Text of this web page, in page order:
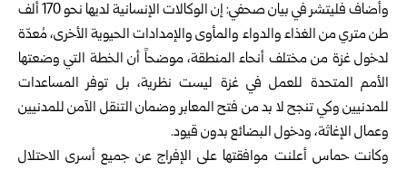
وأضاف فليتشر في بيان صحفي: إن الوكالات الإنسانية لديها نحو 170 ألف
طن متري من الغذاء والدواء والمأوى والإمدادات الحيوية الأخرى، مُعدّة
لدخول غزة من مختلف أنحاء المنطقة، موضحاً أن الخطة التي وضعتها
الأمم المتحدة للعمل في غزة ليست نظرية، بل توفر المساعدات
للمدنيين وكي تنجح لا بد من فتح المعابر وضمان التنقل الآمن للمدنيين
وعمال الإغاثة، ودخول البضائع بدون قيود.
وكانت حماس أعلنت موافقتها على الإفراج عن جميع أسرى الاحتلال